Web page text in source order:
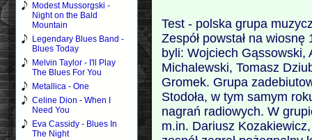
Modest Mussorgski -
Night on the Bald
Mountain
Legendary Blues Band -
Blues Today
Melvin Taylor - I'll Play
The Blues For You
Metallica - One
Celine Dion - When I
Need You
Eva Cassidy - Blues In
The Night
Test - polska grupa
Zespół powstał na
byli: Wojciech Gąssowski,
Michalewski, Tomasz
Gromek. Grupa
Stodoła, w tym samym
nagrań radiowych. W
m.in. Dariusz